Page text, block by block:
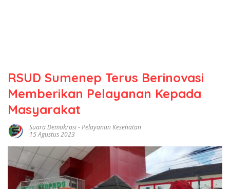
RSUD Sumenep Terus Berinovasi
Memberikan Pelayanan Kepada
Masyarakat
Suara Demokrasi-Pelayanan Kesehatan
15 Agustus 2023